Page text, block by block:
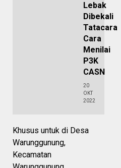
Lebak
Dibekali
Tatacara
Cara
Menilai
P3K
CASN
20
OKT
2022
Khusus untuk di Desa
Warunggunung,
Kecamatan